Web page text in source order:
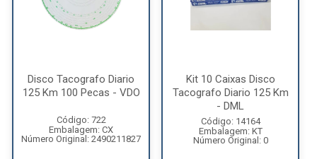
Disco Tacografo Diario
125 Km 100 Pecas - VDO
Código: 722
Embalagem: CX
Número Original: 2490211827
Kit 10 Caixas Disco
Tacografo Diario 125 Km
- DML
Código: 14164
Embalagem: KT
Número Original: 0